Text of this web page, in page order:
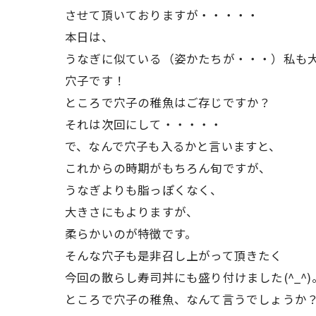
させて頂いておりますが・・・・・
本日は、
うなぎに似ている（姿かたちが・・・）私も
穴子です！
ところで穴子の稚魚はご存じですか？
それは次回にして・・・・・
で、なんで穴子も入るかと言いますと、
これからの時期がもちろん旬ですが、
うなぎよりも脂っぽくなく、
大きさにもよりますが、
柔らかいのが特徴です。
そんな穴子も是非召し上がって頂きたく
今回の散らし寿司丼にも盛り付けました(^_^)。
ところで穴子の稚魚、なんて言うでしょうか？